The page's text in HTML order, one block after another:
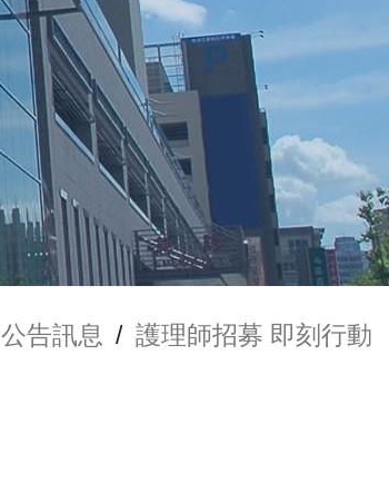
公告訊息 / 護理師招募 即刻行動